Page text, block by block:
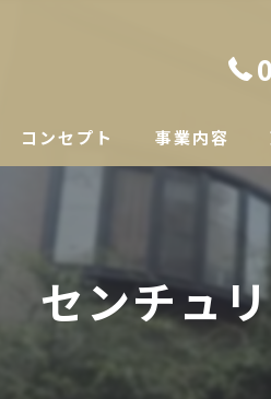
コンセプト 事業内容
センチュ